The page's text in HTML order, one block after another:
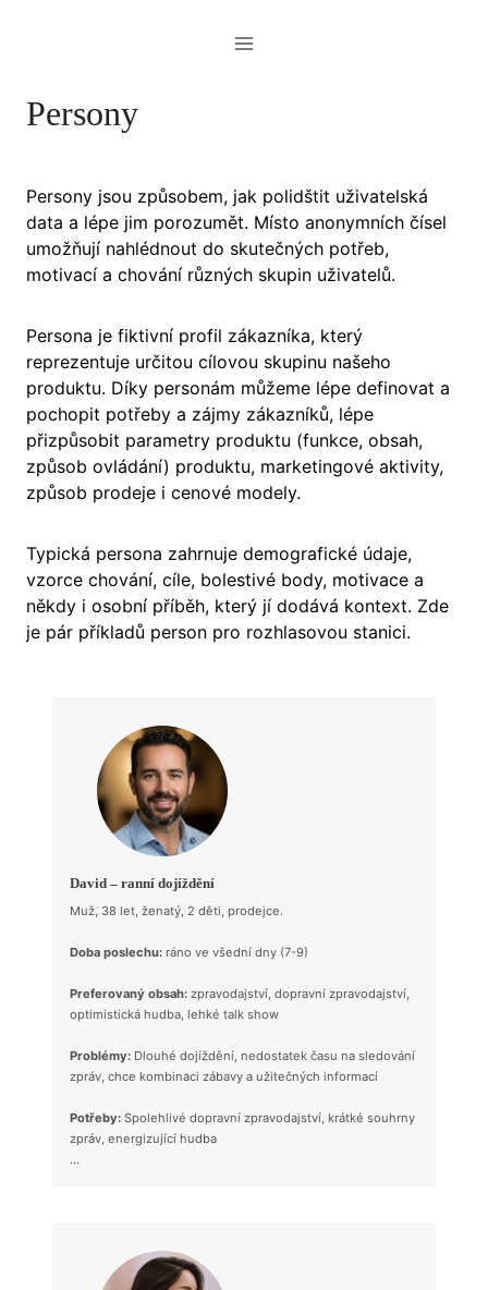
Persony
Persony jsou způsobem, jak polidštit uživatelská
data a lépe jim porozumět. Místo anonymních čísel
umožňují nahlédnout do skutečných potřeb,
motivací a chování různých skupin uživatelů.
Persona je fiktivní profil zákazníka, který
reprezentuje určitou cílovou skupinu našeho
produktu. Díky personám můžeme lépe definovat a
pochopit potřeby a zájmy zákazníků, lépe
přizpůsobit parametry produktu (funkce, obsah,
způsob ovládání) produktu, marketingové aktivity,
způsob prodeje i cenové modely.
Typická persona zahrnuje demografické údaje,
vzorce chování, cíle, bolestivé body, motivace a
někdy i osobní příběh, který jí dodává kontext. Zde
je pár příkladů person pro rozhlasovou stanici.
David – ranní dojíždění
Muž, 38 let, ženatý, 2 děti, prodejce.
Doba poslechu: ráno ve všední dny (7-9)
Preferovaný obsah: zpravodajství, dopravní zpravodajství,
optimistická hudba, lehké talk show
Problémy: Dlouhé dojíždění, nedostatek času na sledování
zpráv, chce kombinaci zábavy a užitečných informací
Potřeby: Spolehlivé dopravní zpravodajství, krátké souhrny
zpráv, energizující hudba
…